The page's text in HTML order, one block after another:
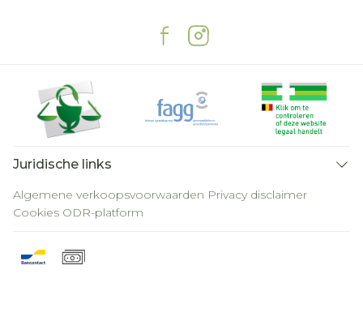
Juridische links
Algemene verkoopsvoorwaarden Privacy disclaimer
Cookies ODR-platform